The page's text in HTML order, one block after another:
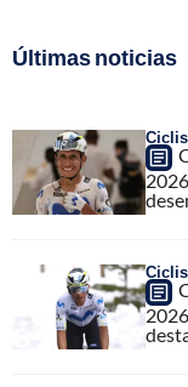
Últimas noticias